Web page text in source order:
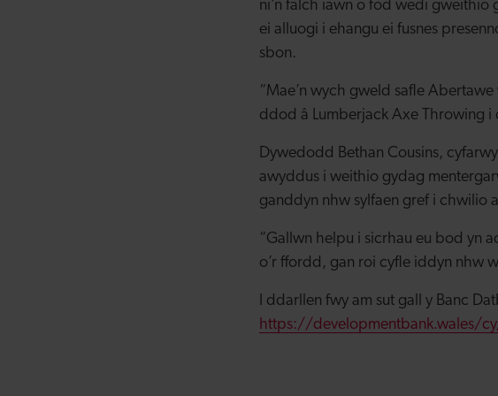
ni’n falch iawn o fod wedi gweithio
ei alluogi i ehangu ei fusnes
sbon.
“Mae’n wych gweld safle
ddod â Lumberjack Axe Throwing i
Dywedodd Bethan Cousins,
awyddus i weithio gydag
ganddyn nhw sylfaen gref i chwilio
“Gallwn helpu i sicrhau eu bod yn
o’r ffordd, gan roi cyfle iddyn nhw
I ddarllen fwy am sut gall y Banc
https://developmentbank.wales/